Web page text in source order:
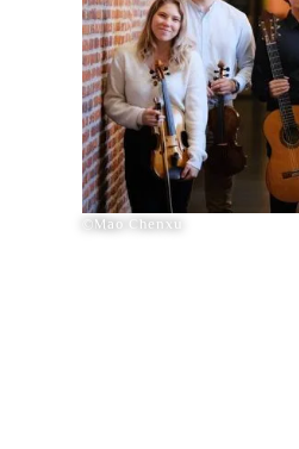
©Mao Chenxu